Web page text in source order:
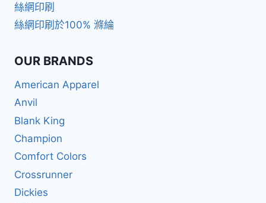
絲網印刷
絲網印刷於100% 滌綸
OUR BRANDS
American Apparel
Anvil
Blank King
Champion
Comfort Colors
Crossrunner
Dickies